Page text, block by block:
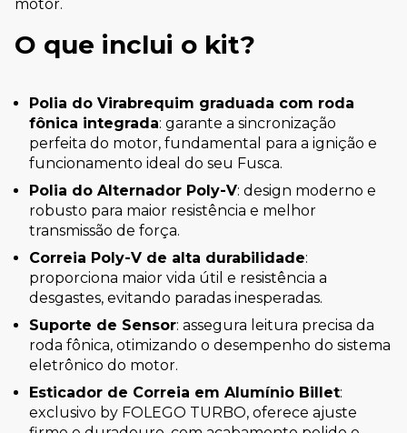
motor.
O que inclui o kit?
Polia do Virabrequim graduada com roda
fônica integrada: garante a sincronização
perfeita do motor, fundamental para a ignição e
funcionamento ideal do seu Fusca.
Polia do Alternador Poly-V: design moderno e
robusto para maior resistência e melhor
transmissão de força.
Correia Poly-V de alta durabilidade:
proporciona maior vida útil e resistência a
desgastes, evitando paradas inesperadas.
Suporte de Sensor: assegura leitura precisa da
roda fônica, otimizando o desempenho do sistema
eletrônico do motor.
Esticador de Correia em Alumínio Billet:
exclusivo by FOLEGO TURBO, oferece ajuste